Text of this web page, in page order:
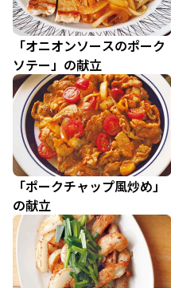
「オニオンソースのポーク
ソテー」の献立
「ポークチャップ風炒め」
の献立